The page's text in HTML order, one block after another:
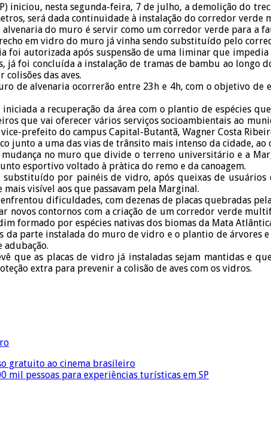
iniciou, nesta segunda-feira, 7 de julho, a demolição do
será dada continuidade à instalação do corredor
do muro é servir como um corredor verde para a
em vidro do muro já vinha sendo substituído pelo
foi autorizada após suspensão de uma liminar que
já foi concluída a instalação de tramas de bambu ao
das aves.
de alvenaria ocorrerão entre 23h e 4h, com o objetivo
a recuperação da área com o plantio de espécies
que vai oferecer vários serviços socioambientais ao
prefeito do campus Capital-Butantã, Wagner Costa
junto a uma das vias de trânsito mais intenso da cidade,
no muro que divide o terreno universitário e a
esportivo voltado à pràtica do remo e da canoagem.
substituído por painéis de vidro, após queixas de
visível aos que passavam pela Marginal.
dificuldades, com dezenas de placas quebradas
novos contornos com a criação de um corredor verde
formado por espécies nativas dos biomas da Mata
da parte instalada do muro de vidro e o plantio de
adubação.
que as placas de vidro já instaladas sejam mantidas e
extra para prevenir a colisão de aves com os vidros.
gratuito ao cinema brasileiro
mil pessoas para experiências turísticas em SP